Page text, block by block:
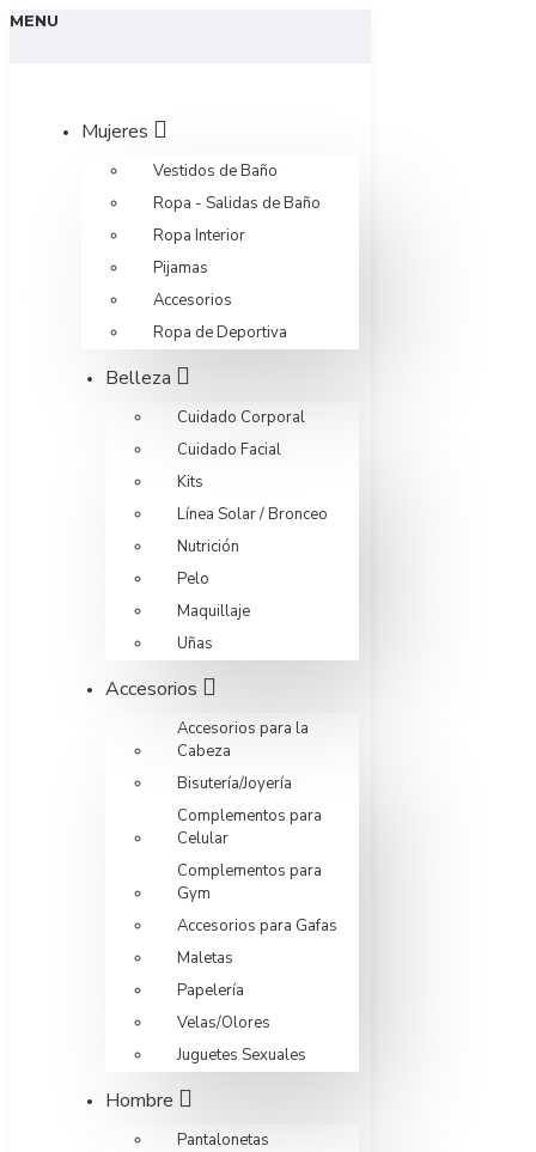
MENU
Mujeres
Vestidos de Baño
Ropa - Salidas de Baño
Ropa Interior
Pijamas
Accesorios
Ropa de Deportiva
Belleza
Cuidado Corporal
Cuidado Facial
Kits
Línea Solar / Bronceo
Nutrición
Pelo
Maquillaje
Uñas
Accesorios
Accesorios para la
Cabeza
Bisutería/Joyería
Complementos para
Celular
Complementos para
Gym
Accesorios para Gafas
Maletas
Papelería
Velas/Olores
Juguetes Sexuales
Hombre
Pantalonetas